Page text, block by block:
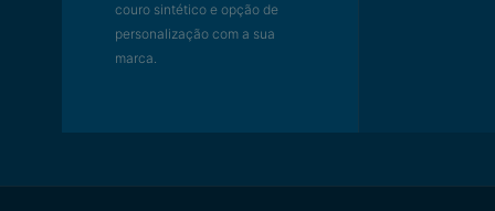
couro sintético e opção de
personalização com a sua
marca.